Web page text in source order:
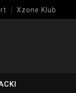
Xzone Klub